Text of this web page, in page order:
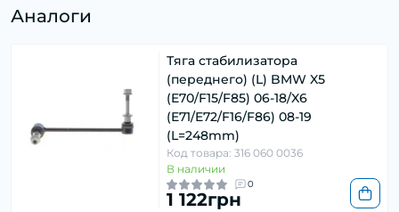
Аналоги
Тяга стабилизатора
(переднего) (L) BMW X5
(E70/F15/F85) 06-18/X6
(E71/E72/F16/F86) 08-19
(L=248mm)
Код товара: 316 060 0036
В наличии
0
1 122грн